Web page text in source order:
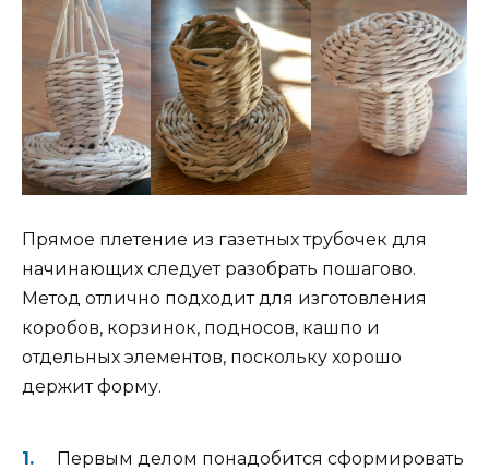
Прямое плетение из газетных трубочек для
начинающих следует разобрать пошагово.
Метод отлично подходит для изготовления
коробов, корзинок, подносов, кашпо и
отдельных элементов, поскольку хорошо
держит форму.
Первым делом понадобится сформировать